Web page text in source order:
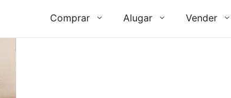
Comprar Alugar Vender